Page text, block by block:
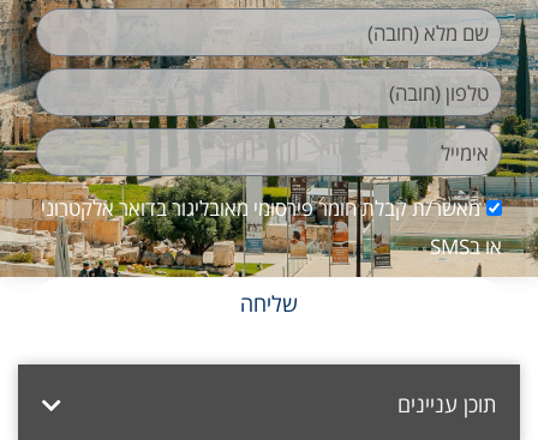
מאשר/ת קבלת חומר פירסומי מאובליגור בדואר אלקטרוני
או בSMS
שליחה
תוכן עניינים